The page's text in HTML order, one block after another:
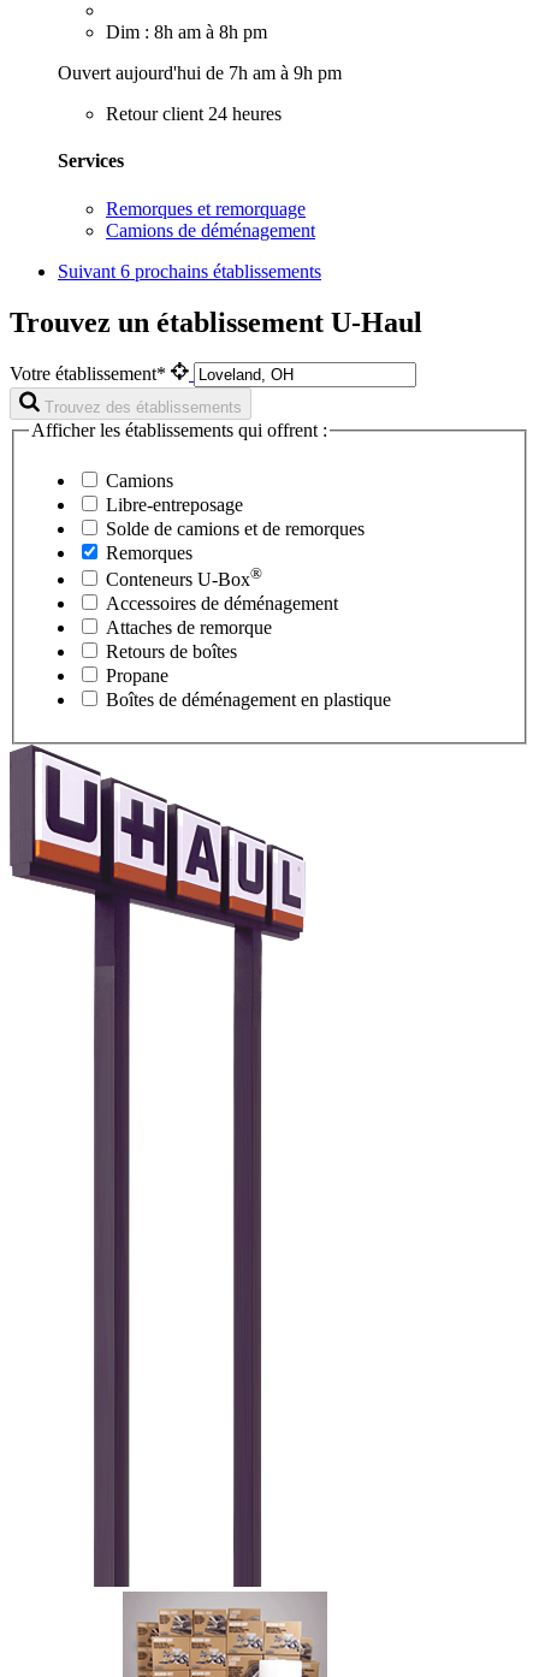
Dim : 8h am à 8h pm
Ouvert aujourd'hui de 7h am à 9h pm
Retour client 24 heures
Services
Remorques et remorquage
Camions de déménagement
Suivant 6 prochains établissements
Trouvez un établissement U-Haul
Votre établissement*
Trouvez des établissements
Afficher les établissements qui offrent :
Camions
Libre-entreposage
Solde de camions et de remorques
Remorques
Conteneurs U-Box®
Accessoires de déménagement
Attaches de remorque
Retours de boîtes
Propane
Boîtes de déménagement en plastique